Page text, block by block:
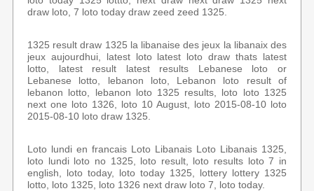
draw loto, 7 loto today draw zeed zeed 1325.
1325 result draw 1325 la libanaise des jeux la libanaix des
jeux aujourdhui, latest loto latest loto draw thats latest
lotto, latest result latest results Lebanese loto or
Lebanese lotto, lebanon loto, Lebanon loto result of
lebanon lotto, lebanon loto 1325 results, loto loto 1325
next one loto 1326, loto 10 August, loto 2015-08-10 loto
2015-08-10 loto draw 1325.
Loto lundi en francais Loto Libanais Loto Libanais 1325,
loto lundi loto no 1325, loto result, loto results loto 7 in
english, loto today, loto today 1325, lottery lottery 1325
lotto, loto 1325, loto 1326 next draw loto 7, loto today.